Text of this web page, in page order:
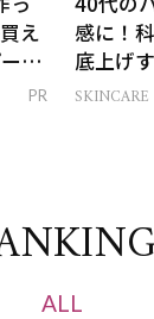
え
＆
PR
感に！
底上げ
ム」
SKINCARE
ALL